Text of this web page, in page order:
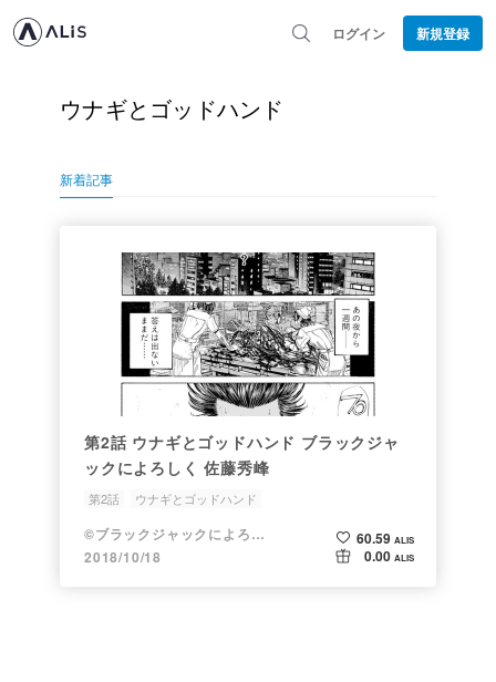
ログイン 新規登録
ウナギとゴッドハンド
新着記事
第2話 ウナギとゴッドハンド ブラックジャ
ックによろしく 佐藤秀峰
第2話
ウナギとゴッドハンド
ブラックジャックによろしく ©ブラックジャックによろしく 佐藤秀峰
2018/10/18
60.59 ALIS
0.00 ALIS